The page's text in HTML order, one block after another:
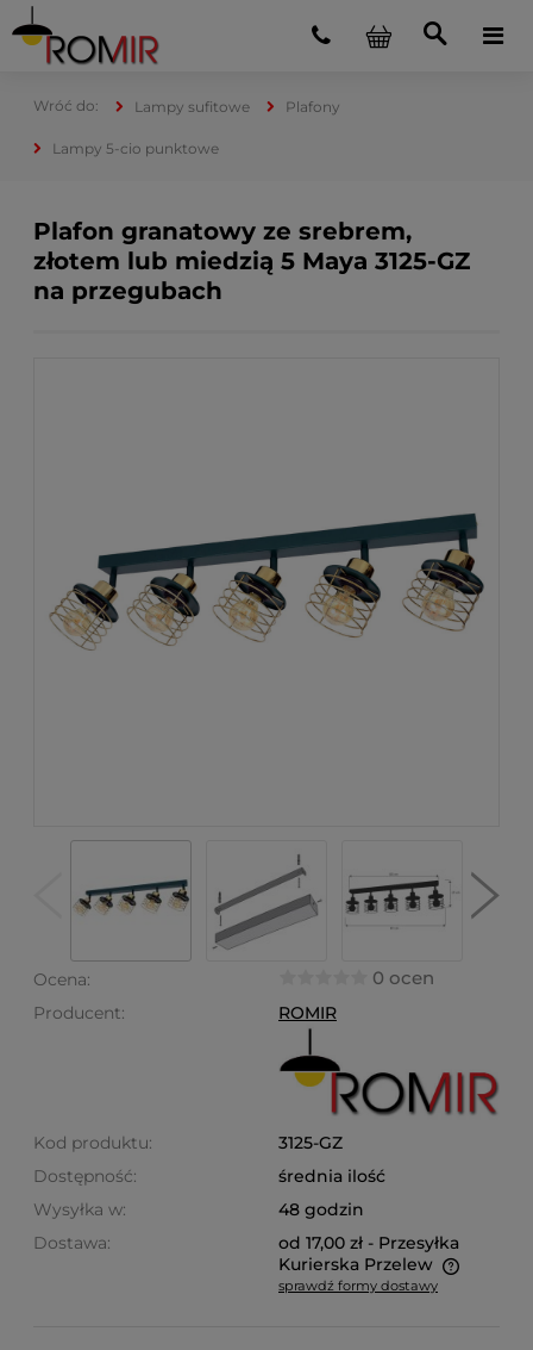
Lampy sufitowe Plafony
Lampy 5-cio punktowe
Plafon granatowy ze srebrem,
złotem lub miedzią 5 Maya 3125-GZ
na przegubach
Ocena: 0 ocen
Producent: ROMIR
Kod produktu:
3125-GZ
Dostępność:
średnia ilość
Wysyłka w:
48 godzin
Dostawa:
od 17,00 zł - Przesyłka
Kurierska Przelew
Cena nie zawiera ewentualnych kosztów płatności
sprawdź formy dostawy